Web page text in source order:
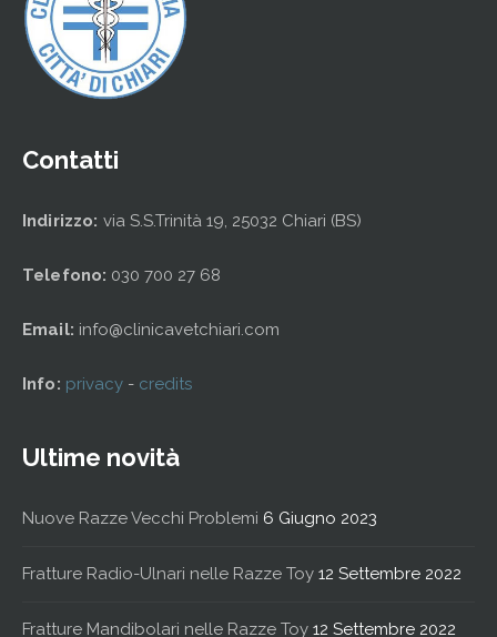
Contatti
Indirizzo: via S.S.Trinità 19, 25032 Chiari (BS)
Telefono: 030 700 27 68
Email: info@clinicavetchiari.com
Info: privacy - credits
Ultime novità
Nuove Razze Vecchi Problemi 6 Giugno 2023
Fratture Radio-Ulnari nelle Razze Toy 12 Settembre 2022
Fratture Mandibolari nelle Razze Toy 12 Settembre 2022